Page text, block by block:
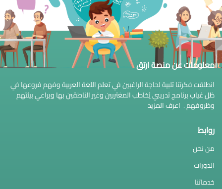
معلومات عن منصة ارتق
انطلقت فكرتنا تلبية لحاجة الراغبين في تعلم اللغة العربية وفهم فروعها في
ظل غياب برنامج تدريبي يُخاطب المغتربين وغير الناطقين بها ويراعي بيئتهم
وظروفهم . اعرف المزيد
روابط
من نحن
الدورات
خدماتنا